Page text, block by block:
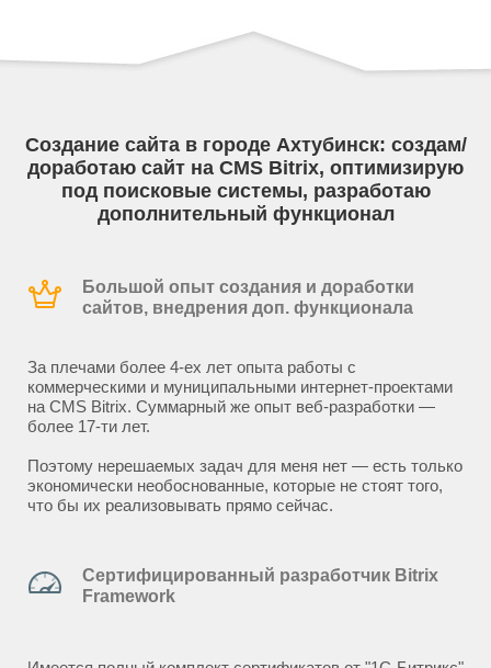
Создание сайта в городе Ахтубинск: создам/
доработаю сайт на CMS Bitrix, оптимизирую
под поисковые системы, разработаю
дополнительный функционал
Большой опыт создания и доработки
сайтов, внедрения доп. функционала
За плечами более 4-ех лет опыта работы с
коммерческими и муниципальными интернет-проектами
на CMS Bitrix. Суммарный же опыт веб-разработки —
более 17-ти лет.
Поэтому нерешаемых задач для меня нет — есть только
экономически необоснованные, которые не стоят того,
что бы их реализовывать прямо сейчас.
Сертифицированный разработчик Bitrix
Framework